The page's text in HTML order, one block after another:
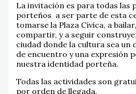
La invitación es para todas las
porteños a ser parte de esta
tomarse la Plaza Cívica, a
compartir, y a seguir
ciudad donde la cultura sea un
de encuentro y una expresión
nuestra identidad porteña.
Todas las actividades son
por orden de llegada.